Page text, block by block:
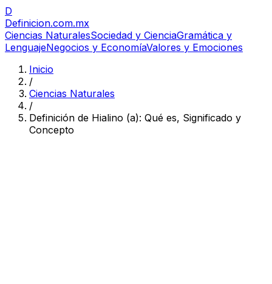
D
Definicion.com.mx
Ciencias NaturalesSociedad y CienciaGramática y
LenguajeNegocios y EconomíaValores y Emociones
Inicio
/
Ciencias Naturales
/
Definición de Hialino (a): Qué es, Significado y
Concepto